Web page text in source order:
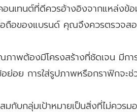
อนเทนต์ที่ดีควรอ้างอิงจากแหล่งข้
ถือของแบรนด์ คุณจึงควรตรวจสอ
าพต้องมีโครงสร้างที่ชัดเจน มีการ
ย่อย การใส่รูปภาพหรือกราฟิกจะช่
สมกับกลุ่มเป้าหมายเป็นสิ่งที่ไม่ควร